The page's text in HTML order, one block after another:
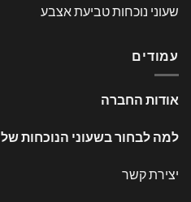
שעוני נוכחות טביעת אצבע
עמודים
אודות החברה
למה לבחור בשעוני הנוכחות של Realand?
יצירת קשר